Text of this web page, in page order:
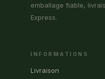
emballage fiable,
Express.
INFORMATIONS
Livraison